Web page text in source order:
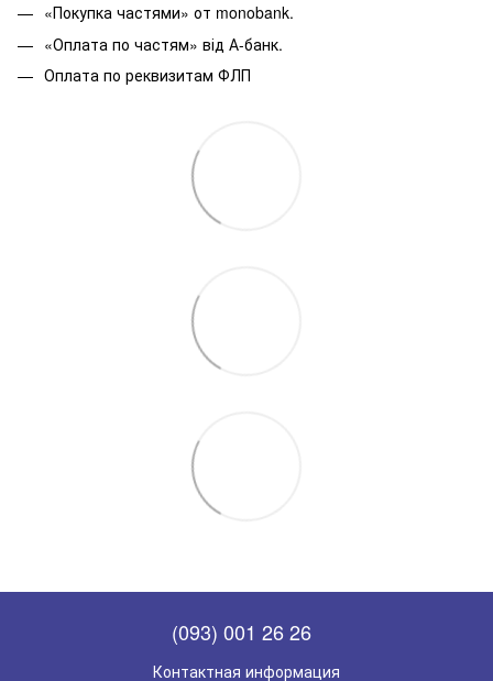
«Покупка частями» от monobank.
«Оплата по частям» від А-банк.
Оплата по реквизитам ФЛП
(093) 001 26 26
Контактная информация